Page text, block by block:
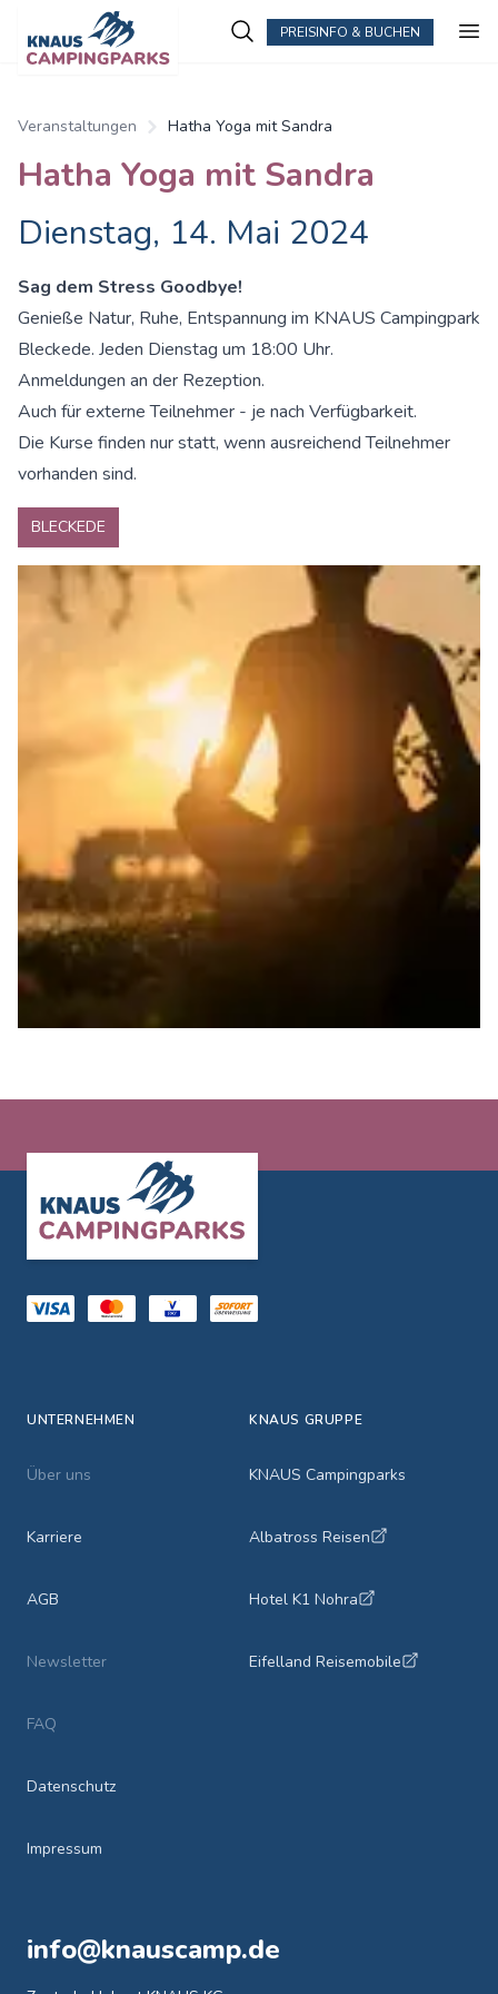
PREISINFO & BUCHEN
Veranstaltungen Hatha Yoga mit Sandra
Hatha Yoga mit Sandra
Dienstag, 14. Mai 2024
Sag dem Stress Goodbye!
Genieße Natur, Ruhe, Entspannung im KNAUS Campingpark
Bleckede. Jeden Dienstag um 18:00 Uhr.
Anmeldungen an der Rezeption.
Auch für externe Teilnehmer - je nach Verfügbarkeit.
Die Kurse finden nur statt, wenn ausreichend Teilnehmer
vorhanden sind.
BLECKEDE
UNTERNEHMEN
Über uns
Karriere
AGB
Newsletter
FAQ
Datenschutz
Impressum
KNAUS GRUPPE
KNAUS Campingparks
Albatross Reisen
Hotel K1 Nohra
Eifelland Reisemobile
info@knauscamp.de